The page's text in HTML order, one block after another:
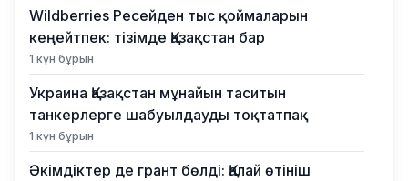
Wildberries Ресейден тыс қоймаларын
кеңейтпек: тізімде Қазақстан бар
1 күн бұрын
Украина Қазақстан мұнайын таситын
танкерлерге шабуылдауды тоқтатпақ
1 күн бұрын
Әкімдіктер де грант бөлді: Қалай өтініш